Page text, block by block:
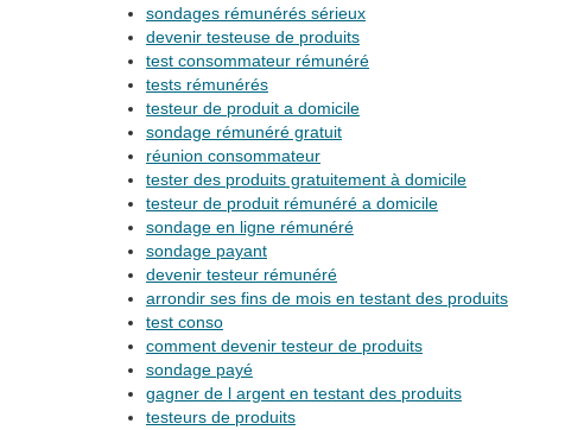
sondages rémunérés sérieux
devenir testeuse de produits
test consommateur rémunéré
tests rémunérés
testeur de produit a domicile
sondage rémunéré gratuit
réunion consommateur
tester des produits gratuitement à domicile
testeur de produit rémunéré a domicile
sondage en ligne rémunéré
sondage payant
devenir testeur rémunéré
arrondir ses fins de mois en testant des produits
test conso
comment devenir testeur de produits
sondage payé
gagner de l argent en testant des produits
testeurs de produits